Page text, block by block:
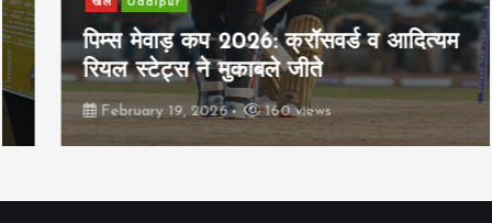
Udaipur
पिम्स मेवाड़ कप 2026: क्रॉसवर्ड व आदित्यम
रियल स्टेट्स ने मुकाबले जीते
February 19, 2026 160 views